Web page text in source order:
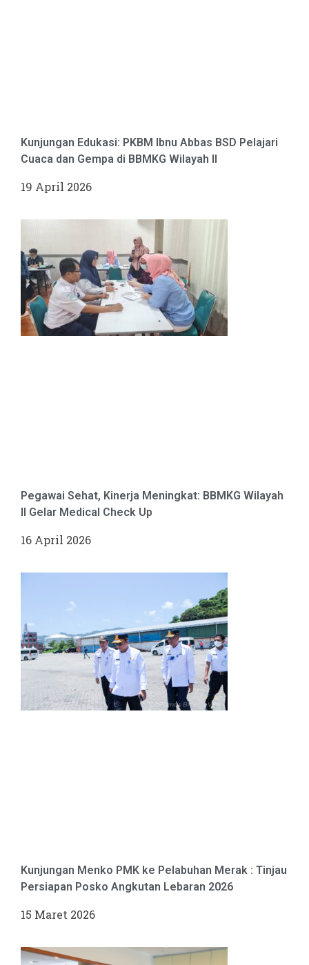
Kunjungan Edukasi: PKBM Ibnu Abbas BSD Pelajari
Cuaca dan Gempa di BBMKG Wilayah II
19 April 2026
Pegawai Sehat, Kinerja Meningkat: BBMKG Wilayah
II Gelar Medical Check Up
16 April 2026
Kunjungan Menko PMK ke Pelabuhan Merak : Tinjau
Persiapan Posko Angkutan Lebaran 2026
15 Maret 2026